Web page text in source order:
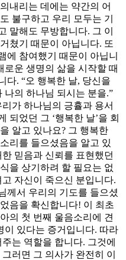
내리는 데에는 약간의 어
불구하고 우리 모두는 기
말해도 무방합니다. 그 이
쳤기 때문이 아닙니다. 또
에 참여했기 때문이 아닙니
운 생명의 삶을 시작할 때
다. “오 행복한 날, 당신을
나의 하나님 되시는 분을.”
가 하나님의 긍휼과 용서
되었던 그 ‘행복한 날’을 회
알고 있나요? 그 행복한
리를 들으셨음을 알고 있
믿음과 신뢰를 표현했던
을 상기하려 할 필요는 없
자신이 죽으신 분입니다.
께서 우리의 기도를 들으셨
음을 확신합니다! 이 최초
의 첫 번째 울음소리에 견
이 있다는 증거입니다. 따라
는 역할을 합니다. 그것에
러면 그 의사가 완전히 이